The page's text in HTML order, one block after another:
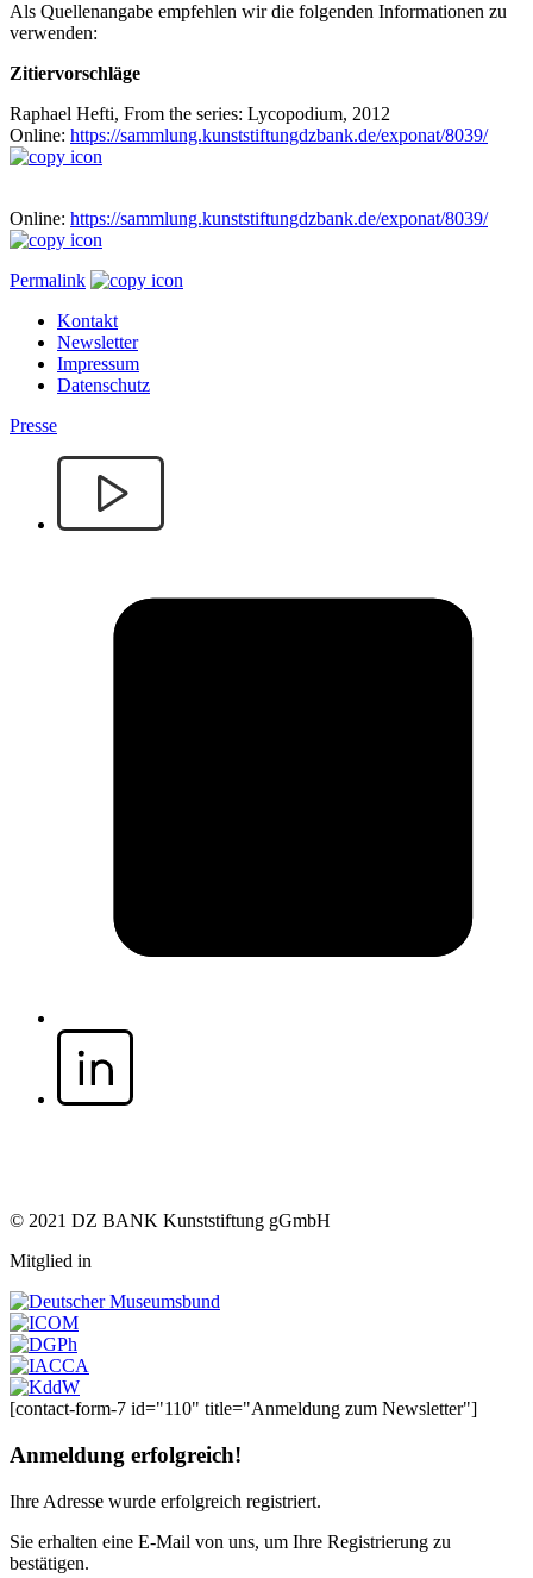
Als Quellenangabe empfehlen wir die folgenden Informationen zu
verwenden:
Zitiervorschläge
Raphael Hefti, From the series: Lycopodium, 2012
Online: https://sammlung.kunststiftungdzbank.de/exponat/8039/
Online: https://sammlung.kunststiftungdzbank.de/exponat/8039/
Permalink
Kontakt
Newsletter
Impressum
Datenschutz
Presse
© 2021 DZ BANK Kunststiftung gGmbH
Mitglied in
[contact-form-7 id="110" title="Anmeldung zum Newsletter"]
Anmeldung erfolgreich!
Ihre Adresse wurde erfolgreich registriert.
Sie erhalten eine E-Mail von uns, um Ihre Registrierung zu
bestätigen.